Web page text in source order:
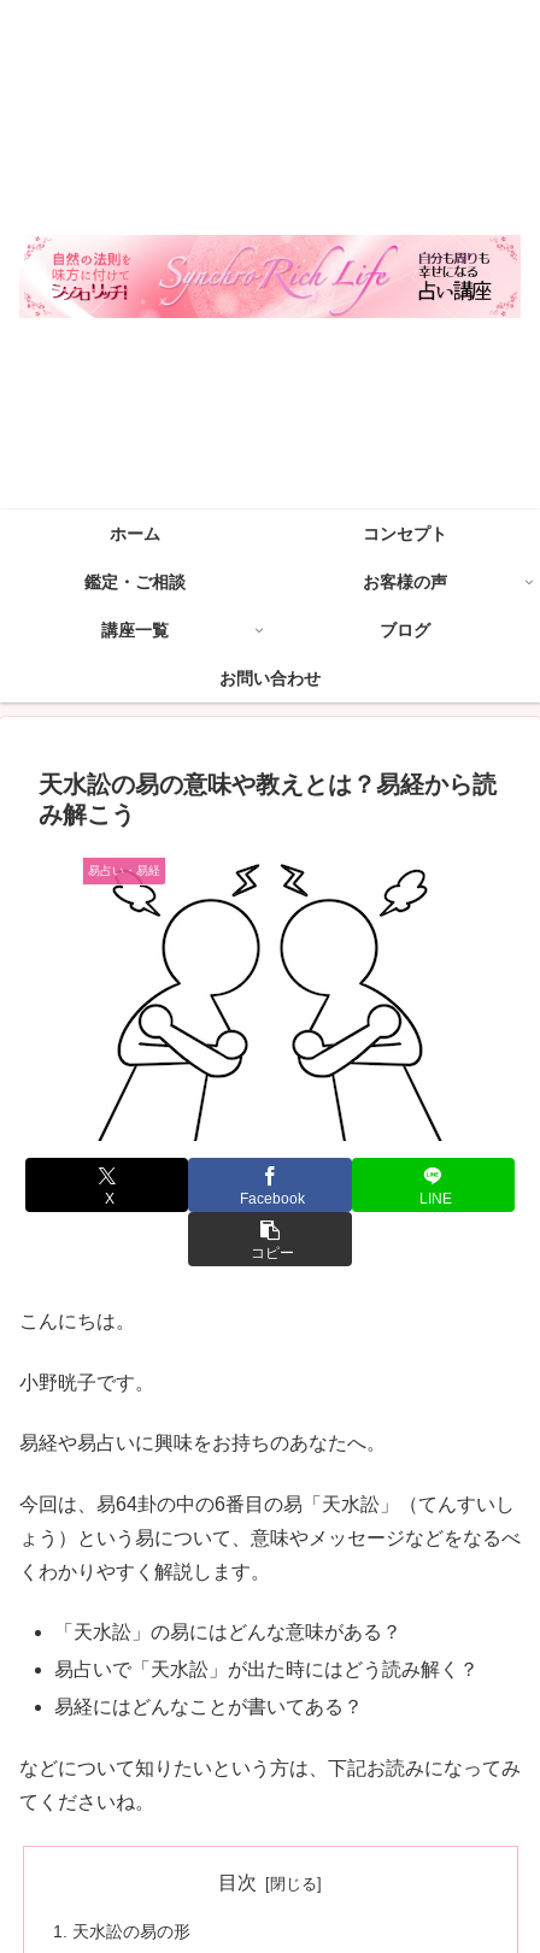
ホーム コンセプト
鑑定・ご相談 お客様の声
講座一覧 ブログ
お問い合わせ
天水訟の易の意味や教えとは？易経から読
み解こう
易占い・易経
X Facebook LINE
コピー
こんにちは。
小野晄子です。
易経や易占いに興味をお持ちのあなたへ。
今回は、易64卦の中の6番目の易「天水訟」（てんすいし
ょう）という易について、意味やメッセージなどをなるべ
くわかりやすく解説します。
「天水訟」の易にはどんな意味がある？
易占いで「天水訟」が出た時にはどう読み解く？
易経にはどんなことが書いてある？
などについて知りたいという方は、下記お読みになってみ
てくださいね。
目次
天水訟の易の形